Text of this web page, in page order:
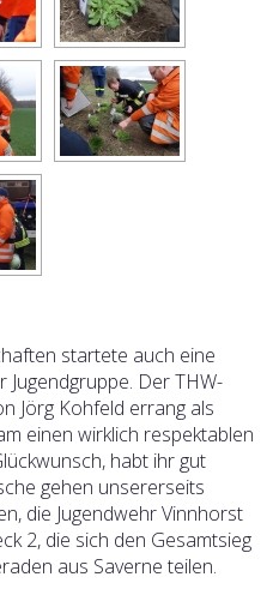
startete auch eine
Der THW-
Jörg Kohfeld errang als
einen wirklich respektablen
habt ihr gut
gehen unsererseits
die Jugendwehr Vinnhorst
2, die sich den Gesamtsieg
aus Saverne teilen.